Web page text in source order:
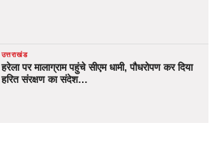
उत्तराखंड
हरेला पर मालाग्राम पहुंचे सीएम धामी, पौधरोपण कर दिया
हरित संरक्षण का संदेश…